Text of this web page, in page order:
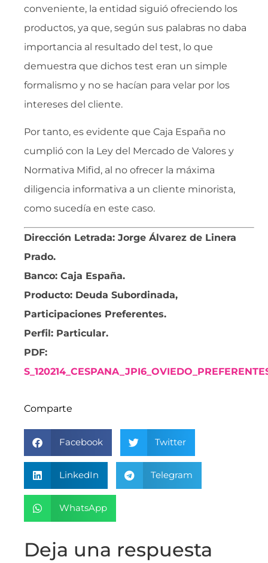
conveniente, la entidad siguió ofreciendo los
productos, ya que, según sus palabras no daba
importancia al resultado del test, lo que
demuestra que dichos test eran un simple
formalismo y no se hacían para velar por los
intereses del cliente.
Por tanto, es evidente que Caja España no
cumplió con la Ley del Mercado de Valores y
Normativa Mifid, al no ofrecer la máxima
diligencia informativa a un cliente minorista,
como sucedía en este caso.
Dirección Letrada: Jorge Álvarez de Linera
Prado.
Banco: Caja España.
Producto: Deuda Subordinada,
Participaciones Preferentes.
Perfil: Particular.
PDF:
Comparte
Facebook Twitter
LinkedIn Telegram
WhatsApp
Deja una respuesta